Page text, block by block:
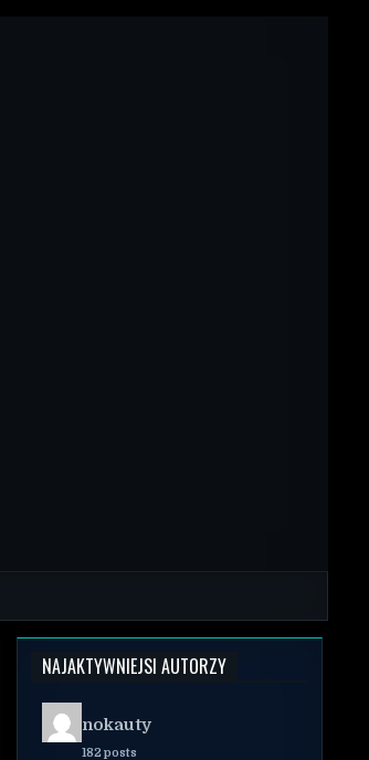
NAJAKTYWNIEJSI AUTORZY
nokauty
182 posts